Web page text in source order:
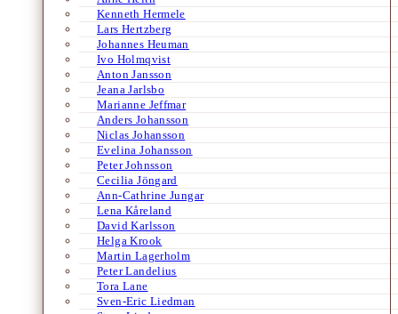
Kenneth Hermele
Lars Hertzberg
Johannes Heuman
Ivo Holmqvist
Anton Jansson
Jeana Jarlsbo
Marianne Jeffmar
Anders Johansson
Niclas Johansson
Evelina Johansson
Peter Johnsson
Cecilia Jöngard
Ann-Cathrine Jungar
Lena Kåreland
David Karlsson
Helga Krook
Martin Lagerholm
Peter Landelius
Tora Lane
Sven-Eric Liedman